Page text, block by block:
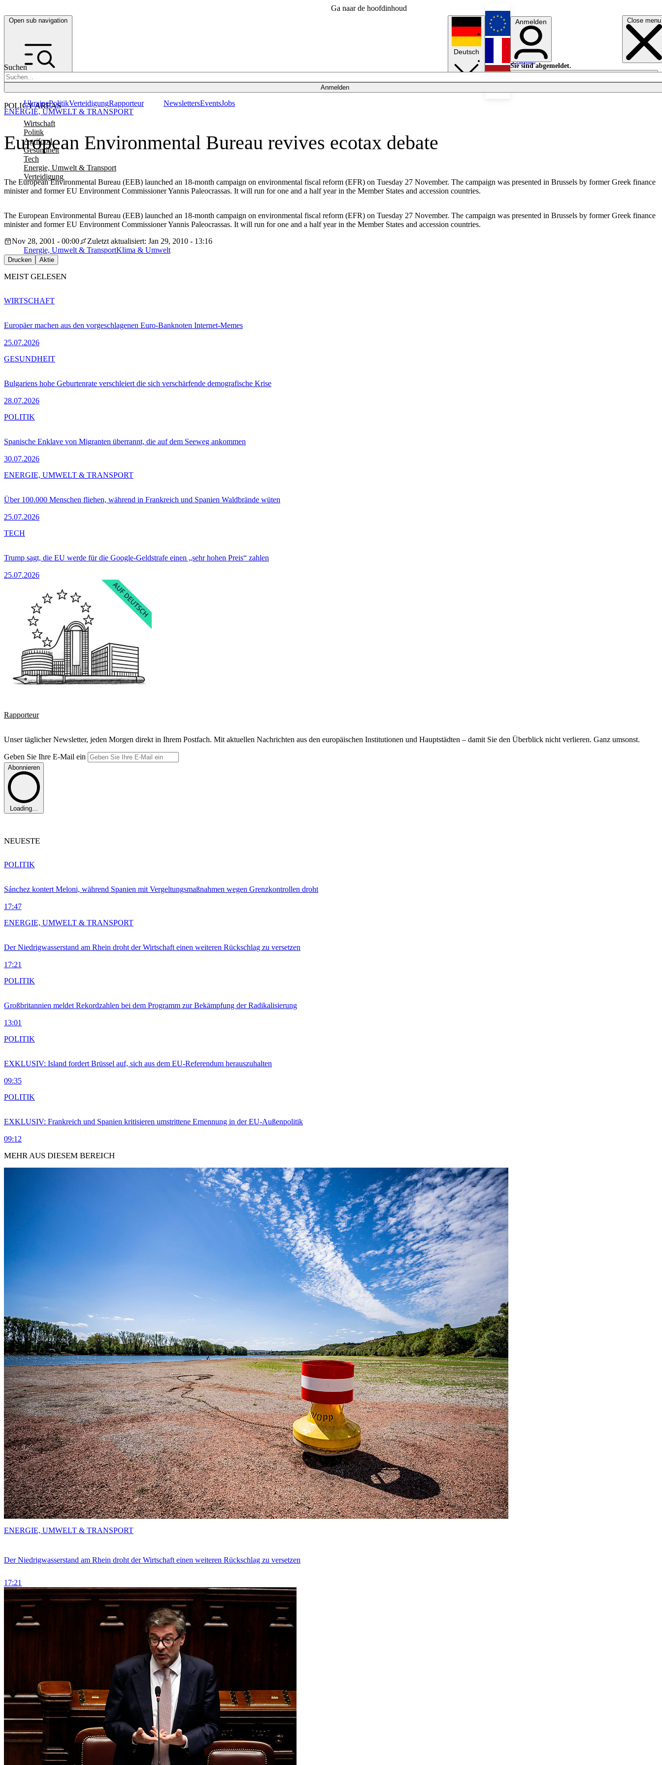
Ga naar de hoofdinhoud
Open sub navigation Close menu
Suchen
Anmelden
POLICY AREAS
Wirtschaft
Politik
Agrifood
Gesundheit
Tech
Energie, Umwelt & Transport
Verteidigung
UkrainePolitikVerteidigungRapporteur NewslettersEventsJobs
Deutsch
English
Français
Anmelden
Sie sind abgemeldet.
Anmelden
Licht aus
European Environmental Bureau revives ecotax debate
The European Environmental Bureau (EEB) launched an 18-month campaign on environmental fiscal reform (EFR) on Tuesday 27 November. The campaign was presented in Brussels by former Greek finance
minister and former EU Environment Commissioner Yannis Paleocrassas. It will run for one and a half year in the Member States and accession countries.
ENERGIE, UMWELT & TRANSPORT
The European Environmental Bureau (EEB) launched an 18-month campaign on environmental fiscal reform (EFR) on Tuesday 27 November. The campaign was presented in Brussels by former Greek finance
minister and former EU Environment Commissioner Yannis Paleocrassas. It will run for one and a half year in the Member States and accession countries.
Nov 28, 2001 - 00:00
Zuletzt aktualisiert: Jan 29, 2010 - 13:16
Energie, Umwelt & TransportKlima & Umwelt
Drucken Aktie
MEIST GELESEN
Europäer machen aus den vorgeschlagenen Euro-Banknoten Internet-Memes
25.07.2026
WIRTSCHAFT
Bulgariens hohe Geburtenrate verschleiert die sich verschärfende demografische Krise
28.07.2026
GESUNDHEIT
Spanische Enklave von Migranten überrannt, die auf dem Seeweg ankommen
30.07.2026
POLITIK
Über 100.000 Menschen fliehen, während in Frankreich und Spanien Waldbrände wüten
25.07.2026
ENERGIE, UMWELT & TRANSPORT
Trump sagt, die EU werde für die Google-Geldstrafe einen „sehr hohen Preis“ zahlen
25.07.2026
TECH
Rapporteur
Unser täglicher Newsletter, jeden Morgen direkt in Ihrem Postfach. Mit aktuellen Nachrichten aus den europäischen Institutionen und Hauptstädten – damit Sie den Überblick nicht verlieren. Ganz umsonst.
Geben Sie Ihre E-Mail ein
Abonnieren
Loading...
NEUESTE
Sánchez kontert Meloni, während Spanien mit Vergeltungsmaßnahmen wegen Grenzkontrollen droht
17:47
POLITIK
Der Niedrigwasserstand am Rhein droht der Wirtschaft einen weiteren Rückschlag zu versetzen
17:21
ENERGIE, UMWELT & TRANSPORT
Großbritannien meldet Rekordzahlen bei dem Programm zur Bekämpfung der Radikalisierung
13:01
POLITIK
EXKLUSIV: Island fordert Brüssel auf, sich aus dem EU-Referendum herauszuhalten
09:35
POLITIK
EXKLUSIV: Frankreich und Spanien kritisieren umstrittene Ernennung in der EU-Außenpolitik
09:12
POLITIK
MEHR AUS DIESEM BEREICH
Der Niedrigwasserstand am Rhein droht der Wirtschaft einen weiteren Rückschlag zu versetzen
17:21
ENERGIE, UMWELT & TRANSPORT